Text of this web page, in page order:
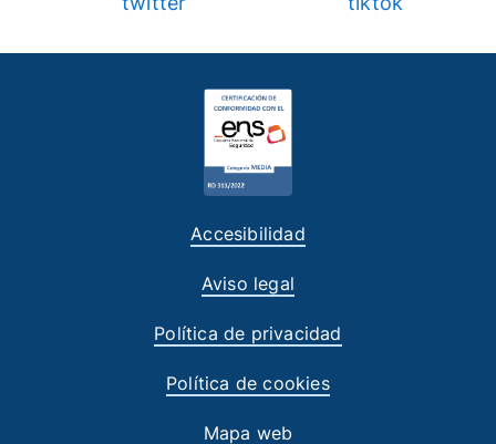
Accesibilidad
Aviso legal
Política de privacidad
Política de cookies
Mapa web